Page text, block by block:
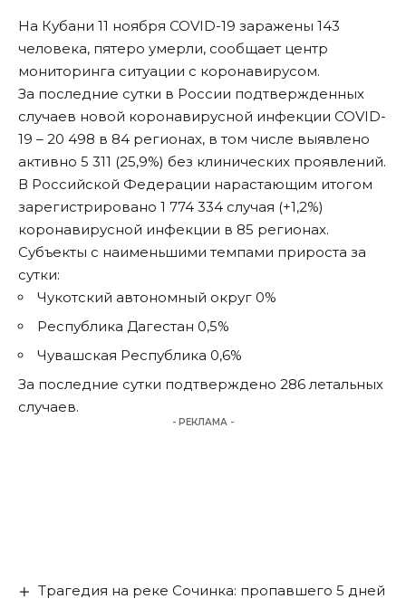
На Кубани 11 ноября COVID-19 заражены 143
человека, пятеро умерли, сообщает центр
мониторинга ситуации с коронавирусом.
За последние сутки в России подтвержденных
случаев новой коронавирусной инфекции COVID-
19 – 20 498 в 84 регионах, в том числе выявлено
активно 5 311 (25,9%) без клинических проявлений.
В Российской Федерации нарастающим итогом
зарегистрировано 1 774 334 случая (+1,2%)
коронавирусной инфекции в 85 регионах.
Субъекты с наименьшими темпами прироста за
сутки:
Чукотский автономный округ 0%
Республика Дагестан 0,5%
Чувашская Республика 0,6%
За последние сутки подтверждено 286 летальных
случаев.
- РЕКЛАМА -
Трагедия на реке Сочинка: пропавшего 5 дней